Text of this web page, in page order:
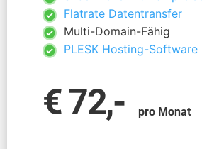
Flatrate Datentransfer
Multi-Domain-Fähig
PLESK Hosting-Software
€ 72,- pro Monat